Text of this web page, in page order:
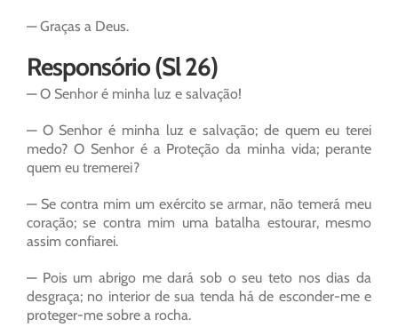
— Graças a Deus.
Responsório (Sl 26)
— O Senhor é minha luz e salvação!
— O Senhor é minha luz e salvação; de quem eu terei
medo? O Senhor é a Proteção da minha vida; perante
quem eu tremerei?
— Se contra mim um exército se armar, não temerá meu
coração; se contra mim uma batalha estourar, mesmo
assim confiarei.
— Pois um abrigo me dará sob o seu teto nos dias da
desgraça; no interior de sua tenda há de esconder-me e
proteger-me sobre a rocha.